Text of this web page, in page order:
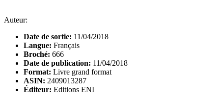
Auteur:
Date de sortie: 11/04/2018
Langue: Français
Broché: 666
Date de publication: 11/04/2018
Format: Livre grand format
ASIN: 2409013287
Éditeur: Editions ENI